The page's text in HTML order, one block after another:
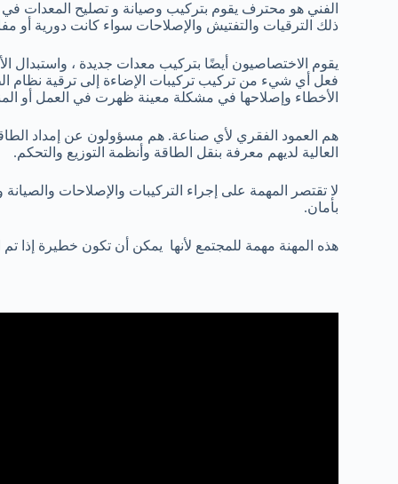
الفني هو محترف يقوم بتركيب وصيانة و تصليح المعدات
ذلك الترقيات والتفتيش والإصلاحات سواء كانت دورية أو
يقوم الاختصاصيون أيضًا بتركيب معدات جديدة ، واستبدال
فعل أي شيء من تركيب تركيبات الإضاءة إلى ترقية نظام
الأخطاء وإصلاحها في مشكلة معينة ظهرت في العمل أو
هم العمود الفقري لأي صناعة. هم مسؤولون عن إمداد الطاقة
العالية لديهم معرفة بنقل الطاقة وأنظمة التوزيع والتحكم.
لا تقتصر المهمة على إجراء التركيبات والإصلاحات
بأمان.
هذه المهنة مهمة للمجتمع لأنها يمكن أن تكون خطيرة إذا